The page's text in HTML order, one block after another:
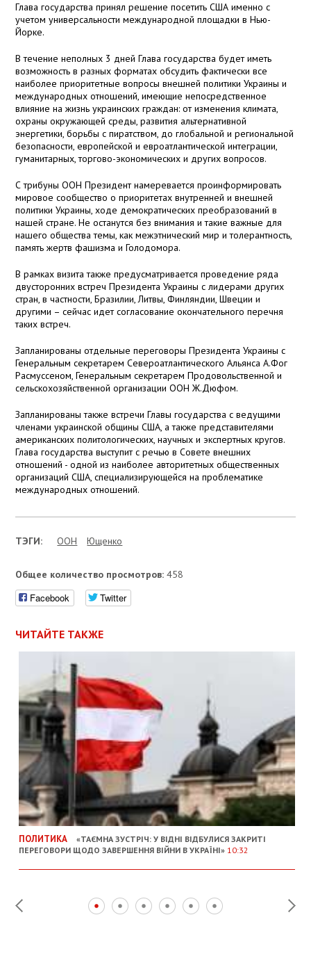
Глава государства принял решение посетить США именно с
учетом универсальности международной площадки в Нью-
Йорке.
В течение неполных 3 дней Глава государства будет иметь
возможность в разных форматах обсудить фактически все
наиболее приоритетные вопросы внешней политики Украины и
международных отношений, имеющие непосредственное
влияние на жизнь украинских граждан: от изменения климата,
охраны окружающей среды, развития альтернативной
энергетики, борьбы с пиратством, до глобальной и региональной
безопасности, европейской и евроатлантической интеграции,
гуманитарных, торгово-экономических и других вопросов.
С трибуны ООН Президент намеревается проинформировать
мировое сообщество о приоритетах внутренней и внешней
политики Украины, ходе демократических преобразований в
нашей стране. Не останутся без внимания и такие важные для
нашего общества темы, как межэтнический мир и толерантность,
память жертв фашизма и Голодомора.
В рамках визита также предусматривается проведение ряда
двусторонних встреч Президента Украины с лидерами других
стран, в частности, Бразилии, Литвы, Финляндии, Швеции и
другими – сейчас идет согласование окончательного перечня
таких встреч.
Запланированы отдельные переговоры Президента Украины с
Генеральным секретарем Североатлантического Альянса А.Фог
Расмуссеном, Генеральным секретарем Продовольственной и
сельскохозяйственной организации ООН Ж.Дюфом.
Запланированы также встречи Главы государства с ведущими
членами украинской общины США, а также представителями
американских политологических, научных и экспертных кругов.
Глава государства выступит с речью в Совете внешних
отношений - одной из наиболее авторитетных общественных
организаций США, специализирующейся на проблематике
международных отношений.
ТЭГИ: ООН Ющенко
Общее количество просмотров: 458
Facebook Twitter
ЧИТАЙТЕ ТАКЖЕ
ПОЛИТИКА
«ТАЄМНА ЗУСТРІЧ: У ВІДНІ ВІДБУЛИСЯ ЗАКРИТІ
ПЕРЕГОВОРИ ЩОДО ЗАВЕРШЕННЯ ВІЙНИ В УКРАЇНІ» 10:32